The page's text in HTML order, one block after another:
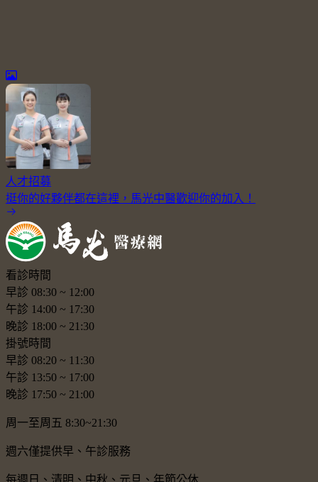
人才招募
挺你的好夥伴都在這裡，馬光中醫歡迎你的加入！
看診時間
早診 08:30 ~ 12:00
午診 14:00 ~ 17:30
晚診 18:00 ~ 21:30
掛號時間
早診 08:20 ~ 11:30
午診 13:50 ~ 17:00
晚診 17:50 ~ 21:00
周一至周五 8:30~21:30
週六僅提供早、午診服務
每週日、清明、中秋、元旦、年節公休